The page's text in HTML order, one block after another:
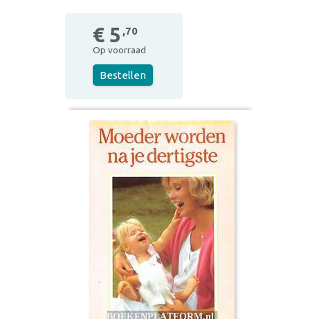
€ 5 ,70
Op voorraad
Bestellen